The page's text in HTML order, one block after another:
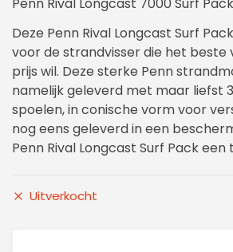
Penn Rival Longcast 7000 Surf Pack
Deze Penn Rival Longcast Surf
voor de strandvisser die het beste
prijs wil. Deze sterke Penn
namelijk geleverd met maar liefst
spoelen, in conische vorm voor
nog eens geleverd in een
Penn Rival Longcast Surf Pack
Uitverkocht